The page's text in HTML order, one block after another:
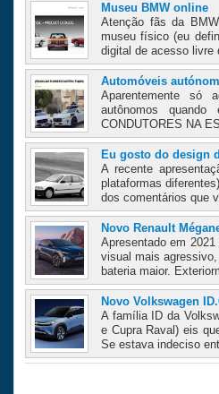
Museu BMW online
Atenção fãs da
museu físico (eu
digital de acesso livre
Automóveis
Aparentemente só
autônomos
CONDUTORES NA
Eu gosto do design
A recente
plataformas
dos comentários que
Novo Renault
Apresentado em
visual mais
bateria maior.
Novo Volkswagen
A família ID da
e Cupra Raval) eis
Se estava indeciso